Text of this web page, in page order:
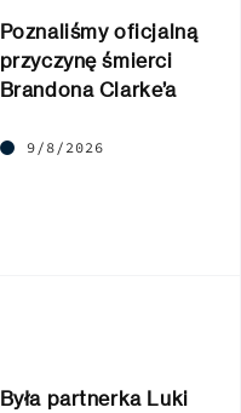
Poznaliśmy oficjalną
przyczynę śmierci
Brandona Clarke’a
9/8/2026
Była partnerka Luki